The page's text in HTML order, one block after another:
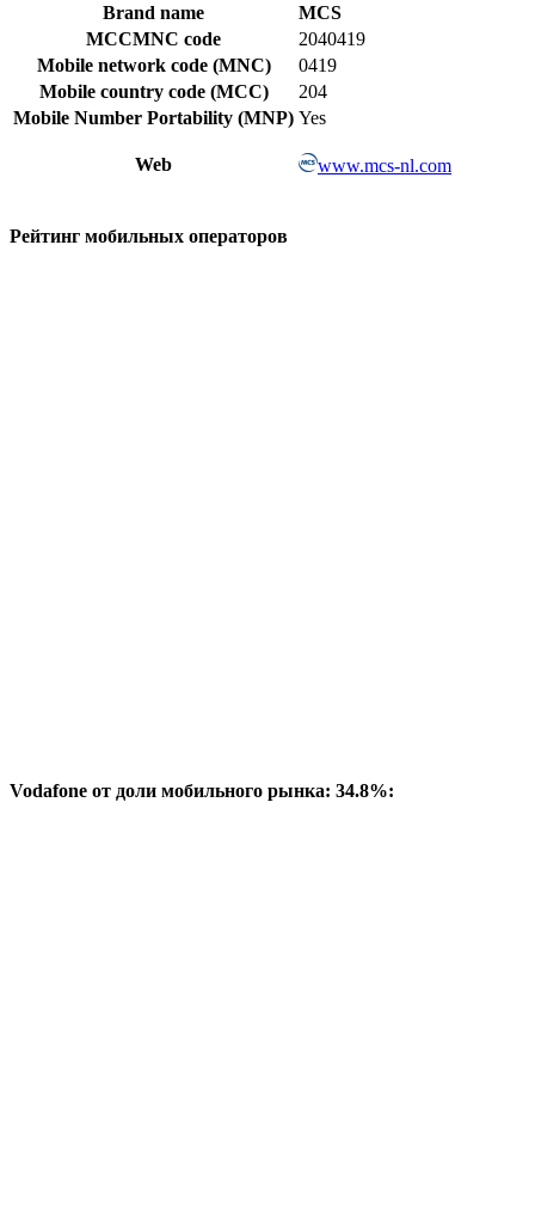
Brand name
MCS
MCCMNC code
2040419
Mobile network code (MNC)
0419
Mobile country code (MCC)
204
Mobile Number Portability (MNP) Yes
Web www.mcs-nl.com
Рейтинг мобильных операторов
Vodafone от доли мобильного рынка: 34.8%: